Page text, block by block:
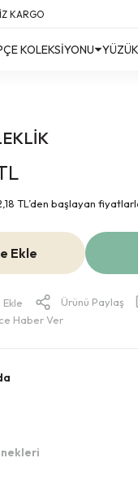
#2
#3KOLEKSİYONU
TL’den başlayan
Ekle
Ürünü Paylaş
Haber Ver